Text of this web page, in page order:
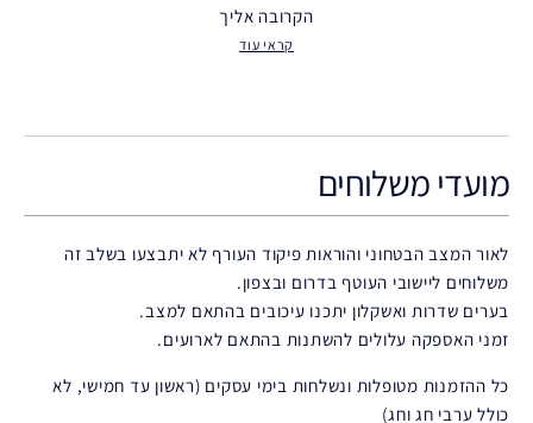
הקרובה אליך
קראי עוד
מועדי משלוחים
לאור המצב הבטחוני והוראות פיקוד העורף לא יתבצעו בשלב זה
משלוחים ליישובי העוטף בדרום ובצפון.
בערים שדרות ואשקלון יתכנו עיכובים בהתאם למצב.
זמני האספקה עלולים להשתנות בהתאם לארועים.
כל ההזמנות מטופלות ונשלחות בימי עסקים (ראשון עד חמישי, לא
כולל ערבי חג וחג)